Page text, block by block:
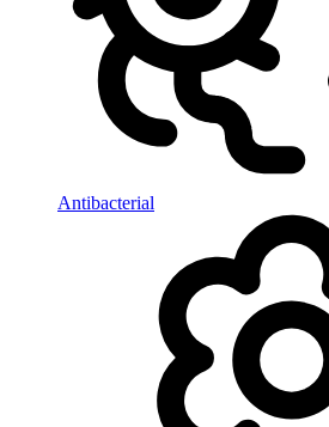
Antibacterial